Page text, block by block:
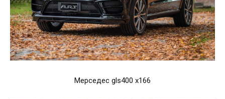
Мерседес gls400 x166